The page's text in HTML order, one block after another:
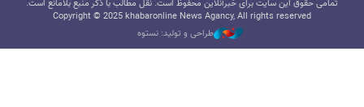
تمامی حقوق این سایت برای خبرآنلاین محفوظ است. نقل مطالب با ذکر منبع بلامانع است.
Copyright © 2025 khabaronline News Agancy, All rights reserved
طراحی و تولید: نستوه